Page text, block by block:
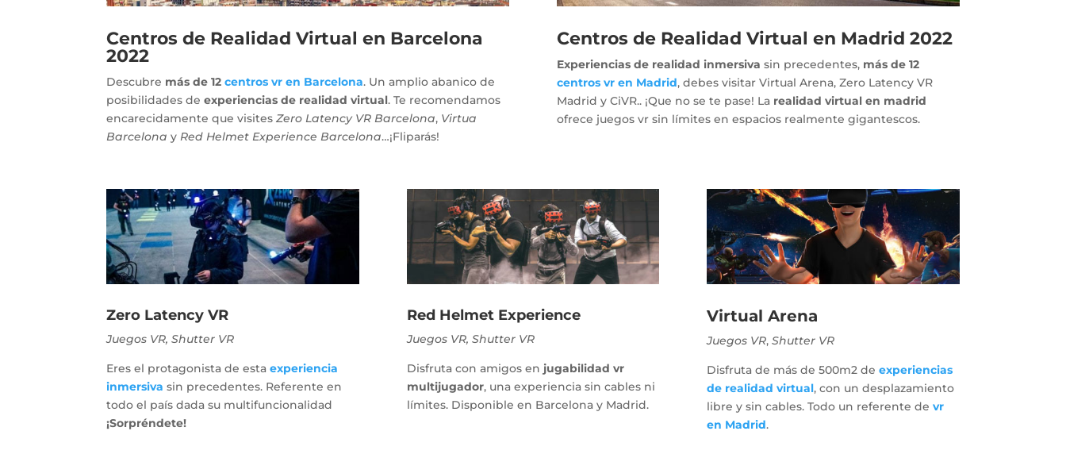
Centros de Realidad Virtual en Barcelona
2022
Descubre más de 12centros vr en Barcelona. Un amplio abanico de
posibilidades deexperiencias de realidad virtual. Te recomendamos
encarecidamente que visitesZero Latency VR Barcelona, Virtua
Barcelona yRed Helmet Experience Barcelona…¡Fliparás!
Centros de Realidad Virtual en Madrid 2022
Experiencias de realidad inmersiva sin precedentes, más de 12
centros vr en Madrid, debes visitar Virtual Arena, Zero Latency VR
Madrid y CiVR.. ¡Que no se te pase! La realidad virtual en madrid
ofrece juegos vr sin límites en espacios realmente gigantescos.
Zero Latency VR
Juegos VR, Shutter VR
Eres el protagonista de estaexperiencia
inmersiva sin precedentes. Referente en
todo el país dada su multifuncionalidad
¡Sorpréndete!
Red Helmet Experience
Juegos VR, Shutter VR
Disfruta con amigos en jugabilidad vr
multijugador, una experiencia sin cables ni
límites. Disponible en Barcelona y Madrid.
Virtual Arena
Juegos VR, Shutter VR
Disfruta de más de 500m2 de experiencias
de realidad virtual, con un desplazamiento
libre y sin cables. Todo un referente de vr
en Madrid.